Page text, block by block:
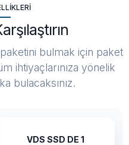
bulmak için paket
ihtiyaçlarınıza yönelik
bulacaksınız.
VDS SSD DE 1